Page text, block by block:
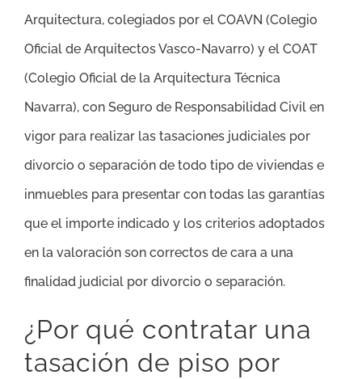
Arquitectura, colegiados por el COAVN (Colegio
Oficial de Arquitectos Vasco-Navarro) y el COAT
(Colegio Oficial de la Arquitectura Técnica
Navarra), con Seguro de Responsabilidad Civil en
vigor para realizar las tasaciones judiciales por
divorcio o separación de todo tipo de viviendas e
inmuebles para presentar con todas las garantías
que el importe indicado y los criterios adoptados
en la valoración son correctos de cara a una
finalidad judicial por divorcio o separación.
¿Por qué contratar una
tasación de piso por